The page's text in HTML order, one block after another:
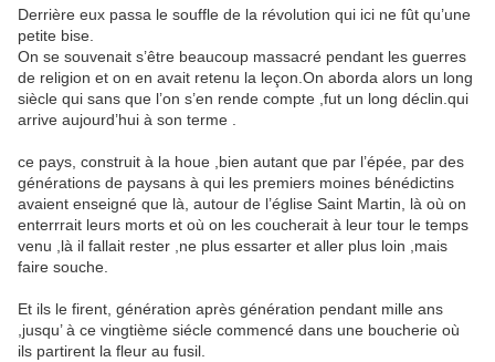
Derrière eux passa le souffle de la révolution qui ici ne fût qu’une
petite bise.
On se souvenait s’être beaucoup massacré pendant les guerres
de religion et on en avait retenu la leçon.On aborda alors un long
siècle qui sans que l’on s’en rende compte ,fut un long déclin.qui
arrive aujourd’hui à son terme .
ce pays, construit à la houe ,bien autant que par l’épée, par des
générations de paysans à qui les premiers moines bénédictins
avaient enseigné que là, autour de l’église Saint Martin, là où on
enterrrait leurs morts et où on les coucherait à leur tour le temps
venu ,là il fallait rester ,ne plus essarter et aller plus loin ,mais
faire souche.
Et ils le firent, génération après génération pendant mille ans
,jusqu’ à ce vingtième siécle commencé dans une boucherie où
ils partirent la fleur au fusil.